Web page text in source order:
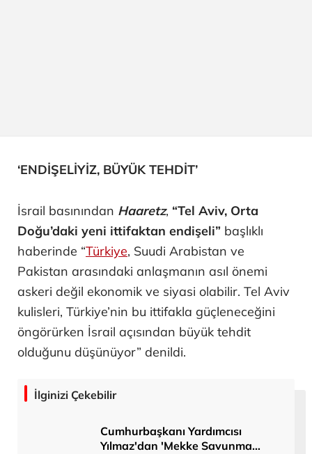
‘ENDİŞELİYİZ, BÜYÜK TEHDİT’
İsrail basınından Haaretz, “Tel Aviv, Orta
Doğu’daki yeni ittifaktan endişeli” başlıklı
haberinde “Türkiye, Suudi Arabistan ve
Pakistan arasındaki anlaşmanın asıl önemi
askeri değil ekonomik ve siyasi olabilir. Tel Aviv
kulisleri, Türkiye’nin bu ittifakla güçleneceğini
öngörürken İsrail açısından büyük tehdit
olduğunu düşünüyor” denildi.
İlginizi Çekebilir
Cumhurbaşkanı Yardımcısı
Yılmaz'dan 'Mekke Savunma